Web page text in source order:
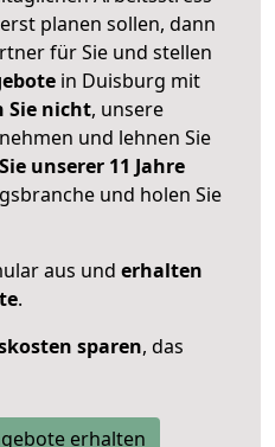
planen sollen, dann
für Sie und stellen
in Duisburg mit
Sie nicht, unsere
und lehnen Sie
unserer 11 Jahre
und holen Sie
aus und erhalten
.
sparen, das
erhalten